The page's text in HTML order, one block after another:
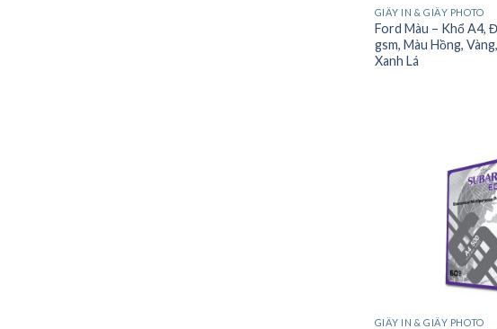
GIẤY IN & GIẤY PHOTO
Ford Màu – Khổ A4,
gsm, Màu Hồng,
Xanh Lá
GIẤY IN & GIẤY PHOTO